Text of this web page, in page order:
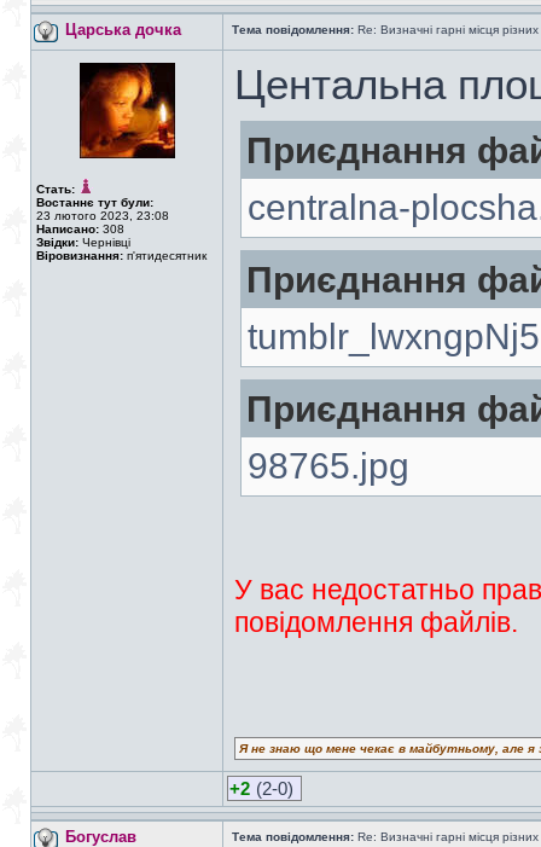
Царська дочка Тема повідомлення: Re: Визначні гарні місця
Стать:
Востаннє тут були:
23 лютого 2023, 23:08
Написано: 308
Звідки: Чернівці
Віровизнання: п'ятидесятник
Центальна
Приєднання
centralna-
Приєднання
Приєднання
98765.jpg
У вас недостатньо
повідомлення файлів.
Я не знаю що мене чекає в майбутньому, але
+2 (2-0)
Богуслав Тема повідомлення: Re: Визначні гарні місця